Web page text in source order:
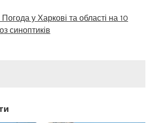
Погода у Харкові та області на 10
синоптиків